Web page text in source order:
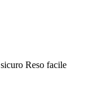
Reso facile